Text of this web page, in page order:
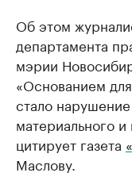
Об этом
департамента
мэрии
«Основанием
стало
материального
цитирует газета
Маслову.